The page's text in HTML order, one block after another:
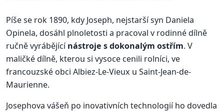
Píše se rok 1890, kdy Joseph, nejstarší syn Daniela
Opinela, dosáhl plnoletosti a pracoval v rodinné dílně
ručně vyrábějícínástroje s dokonalým ostřím. V
maličké dílně, kterou si vysoce cenili rolníci, ve
francouzské obci Albiez-Le-Vieux u Saint-Jean-de-
Maurienne.
Josephova vášeň po inovativních technologií ho dovedla